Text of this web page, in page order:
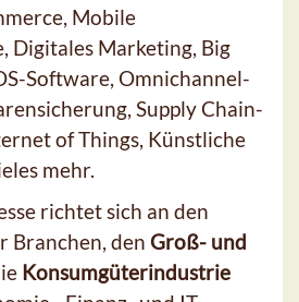
Mobile
Digitales Marketing, Big
Software, Omnichannel-
Supply Chain-
of Things, Künstliche
mehr.
richtet sich an den
Branchen, den Groß- und
Konsumgüterindustrie